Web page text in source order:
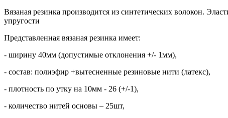
Вязаная резинка производится из синтетических волокон.
упругости
Представленная вязаная резинка имеет:
- ширину 40мм (допустимые отклонения +/- 1мм),
- состав: полиэфир +вытесненные резиновые нити (латекс),
- плотность по утку на 10мм - 26 (+/-1),
- количество нитей основы – 25шт,